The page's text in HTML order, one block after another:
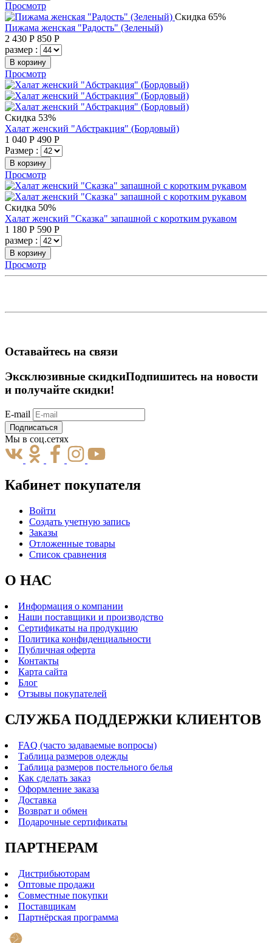
Просмотр
Скидка 65%
Пижама женская "Радость" (Зеленый)
2 430 Р 850 Р
размер :
В корзину
Просмотр
Скидка 53%
Халат женский "Абстракция" (Бордовый)
1 040 Р 490 Р
Размер :
В корзину
Просмотр
Скидка 50%
Халат женский "Сказка" запашной с коротким рукавом
1 180 Р 590 Р
размер :
В корзину
Просмотр
Оставайтесь на связи
Эксклюзивные скидкиПодпишитесь на новости
и получайте скидки!
E-mail
Подписаться
Мы в соц.сетях
Кабинет покупателя
Войти
Создать учетную запись
Заказы
Отложенные товары
Список сравнения
О НАС
Информация о компании
Наши поставщики и производство
Сертификаты на продукцию
Политика конфиденциальности
Публичная оферта
Контакты
Карта сайта
Блог
Отзывы покупателей
СЛУЖБА ПОДДЕРЖКИ КЛИЕНТОВ
FAQ (часто задаваемые вопросы)
Таблица размеров одежды
Таблица размеров постельного белья
Как сделать заказ
Оформление заказа
Доставка
Возврат и обмен
Подарочные сертификаты
ПАРТНЕРАМ
Дистрибьюторам
Оптовые продажи
Совместные покупки
Поставщикам
Партнёрская программа